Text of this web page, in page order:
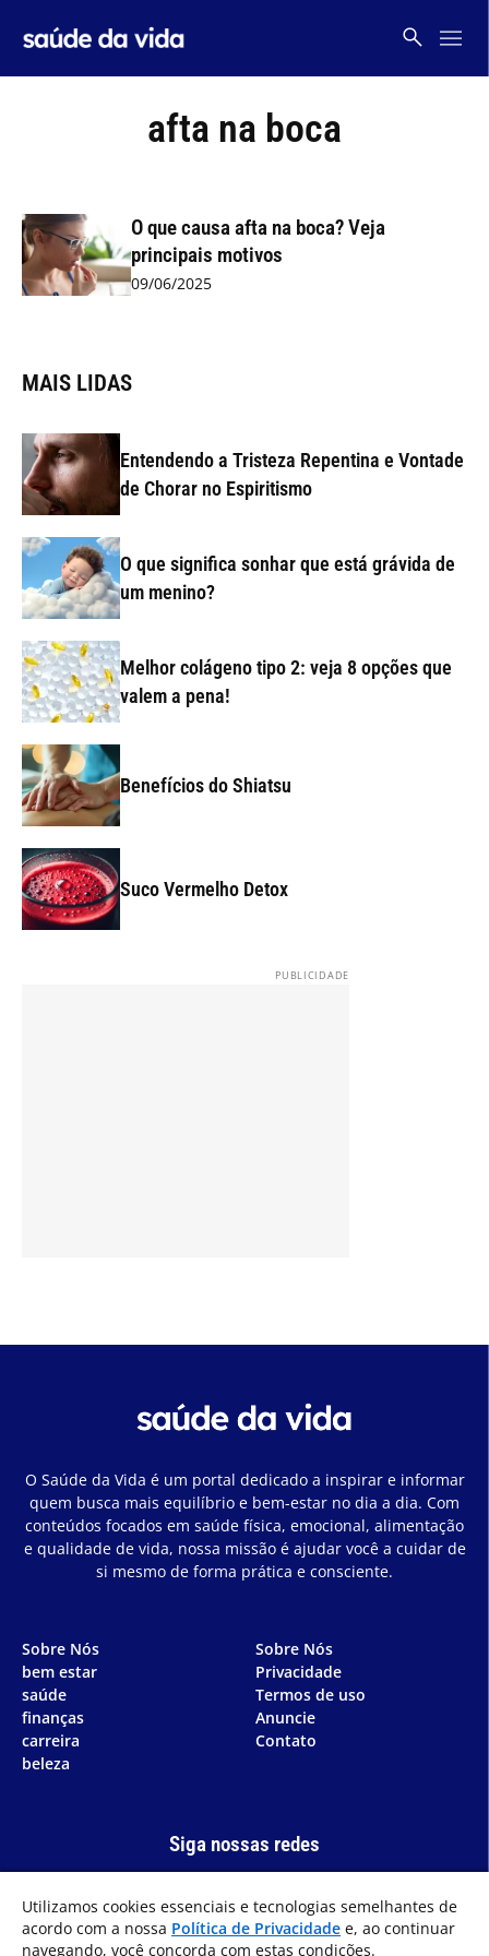
afta na boca
O que causa afta na boca? Veja
principais motivos
09/06/2025
MAIS LIDAS
Entendendo a Tristeza Repentina e Vontade
de Chorar no Espiritismo
O que significa sonhar que está grávida de
um menino?
Melhor colágeno tipo 2: veja 8 opções que
valem a pena!
Benefícios do Shiatsu
Suco Vermelho Detox
O Saúde da Vida é um portal dedicado a inspirar e informar
quem busca mais equilíbrio e bem-estar no dia a dia. Com
conteúdos focados em saúde física, emocional, alimentação
e qualidade de vida, nossa missão é ajudar você a cuidar de
si mesmo de forma prática e consciente.
Sobre Nós
bem estar
saúde
finanças
carreira
beleza
Sobre Nós
Privacidade
Termos de uso
Anuncie
Contato
Siga nossas redes
Utilizamos cookies essenciais e tecnologias semelhantes de
acordo com a nossa Política de Privacidade e, ao continuar
navegando, você concorda com estas condições.